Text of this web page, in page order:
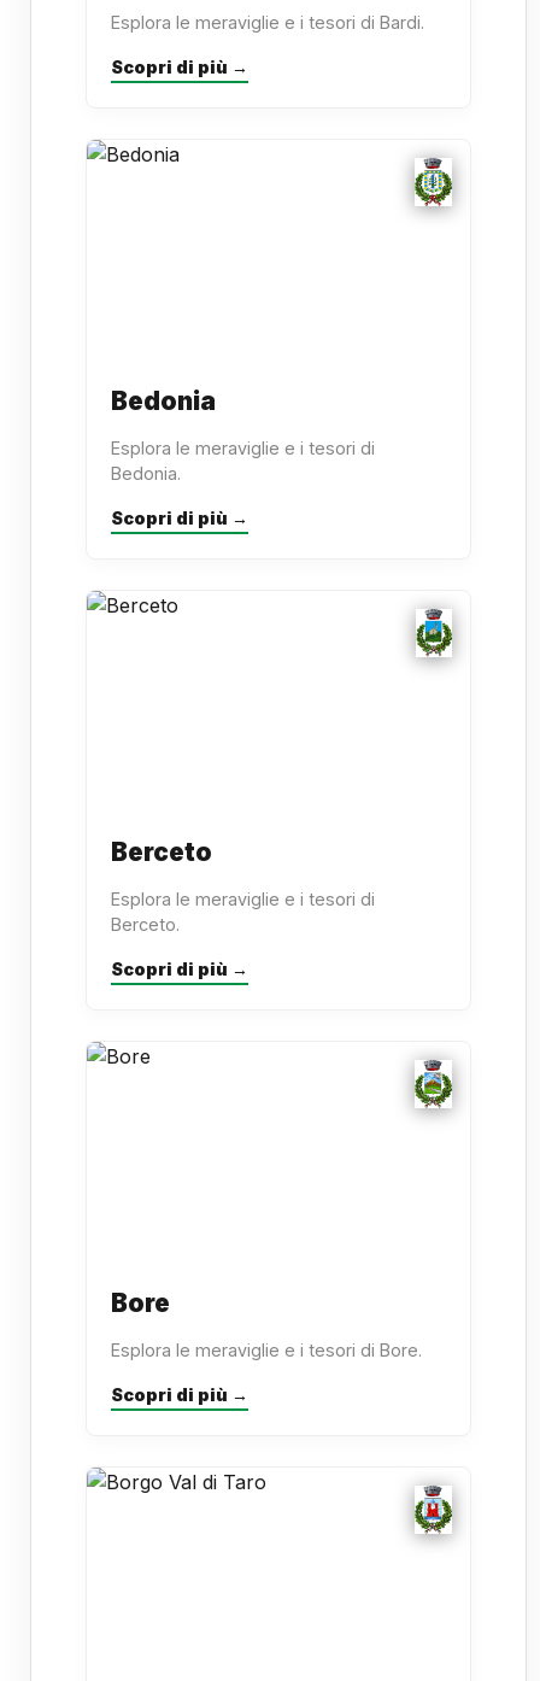
Esplora le meraviglie e i tesori di Bardi.
Scopri di più →
Bedonia
Esplora le meraviglie e i tesori di
Bedonia.
Scopri di più →
Berceto
Esplora le meraviglie e i tesori di
Berceto.
Scopri di più →
Bore
Esplora le meraviglie e i tesori di Bore.
Scopri di più →